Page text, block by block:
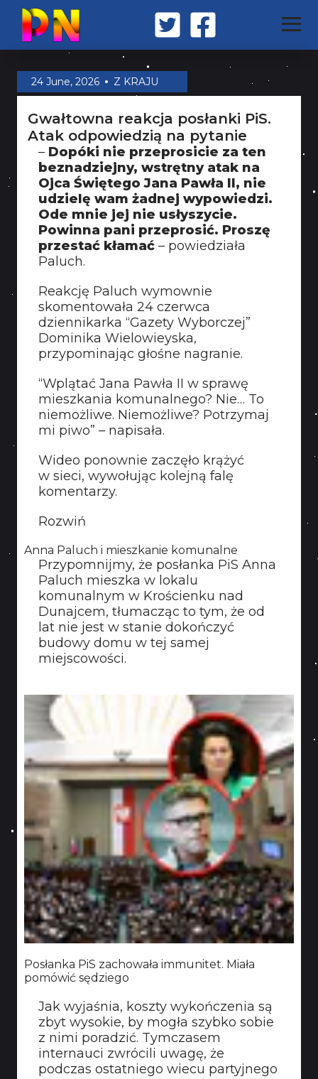
STRONA GŁÓWNA
Z KRAJU
ŚWIAT
MILITARIA
KONTAKT
24 June, 2026 Z KRAJU
Gwałtowna reakcja posłanki PiS.
Atak odpowiedzią na pytanie
– Dopóki nie przeprosicie za ten
beznadziejny, wstrętny atak na
Ojca Świętego Jana Pawła II, nie
udzielę wam żadnej wypowiedzi.
Ode mnie jej nie usłyszycie.
Powinna pani przeprosić. Proszę
przestać kłamać – powiedziała
Paluch.
Reakcję Paluch wymownie
skomentowała 24 czerwca
dziennikarka “Gazety Wyborczej”
Dominika Wielowieyska,
przypominając głośne nagranie.
“Wplątać Jana Pawła II w sprawę
mieszkania komunalnego? Nie… To
niemożliwe. Niemożliwe? Potrzymaj
mi piwo” – napisała.
Wideo ponownie zaczęło krążyć
w sieci, wywołując kolejną falę
komentarzy.
Rozwiń
Anna Paluch i mieszkanie komunalne
Przypomnijmy, że posłanka PiS Anna
Paluch mieszka w lokalu
komunalnym w Krościenku nad
Dunajcem, tłumacząc to tym, że od
lat nie jest w stanie dokończyć
budowy domu w tej samej
miejscowości.
Posłanka PiS zachowała immunitet. Miała
pomówić sędziego
Jak wyjaśnia, koszty wykończenia są
zbyt wysokie, by mogła szybko sobie
z nimi poradzić. Tymczasem
internauci zwrócili uwagę, że
podczas ostatniego wiecu partyjnego